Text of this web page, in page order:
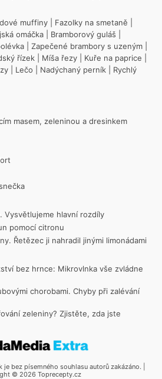
muffiny Fazolky na smetaně
omáčka Bramborový guláš
Zapečené brambory s uzeným
řízek Míša řezy Kuře na paprice
Lečo Nadýchaný perník
Rychlý
masem, zeleninou a dresinkem
Vysvětlujeme hlavní rozdíly
pomocí citronu
Řetězec ji nahradil jinými limonádami
bez hrnce: Mikrovlnka vše zvládne
chorobami. Chyby při zalévání
zeleniny? Zjistěte, zda jste
bez písemného souhlasu autorů zakázáno. |
© 2026 Toprecepty.cz